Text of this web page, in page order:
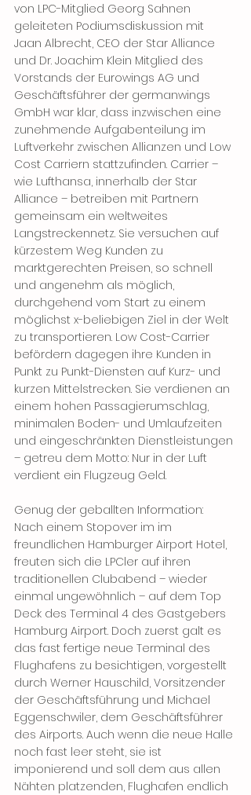
von LPC-Mitglied Georg Sahnen
geleiteten Podiumsdiskussion mit
Jaan Albrecht, CEO der Star Alliance
und Dr. Joachim Klein Mitglied des
Vorstands der Eurowings AG und
Geschäftsführer der germanwings
GmbH war klar, dass inzwischen eine
zunehmende Aufgabenteilung im
Luftverkehr zwischen Allianzen und Low
Cost Carriern stattzufinden. Carrier –
wie Lufthansa, innerhalb der Star
Alliance – betreiben mit Partnern
gemeinsam ein weltweites
Langstreckennetz. Sie versuchen auf
kürzestem Weg Kunden zu
marktgerechten Preisen, so schnell
und angenehm als möglich,
durchgehend vom Start zu einem
möglichst x-beliebigen Ziel in der Welt
zu transportieren. Low Cost-Carrier
befördern dagegen ihre Kunden in
Punkt zu Punkt-Diensten auf Kurz- und
kurzen Mittelstrecken. Sie verdienen an
einem hohen Passagierumschlag,
minimalen Boden- und Umlaufzeiten
und eingeschränkten Dienstleistungen
– getreu dem Motto: Nur in der Luft
verdient ein Flugzeug Geld.
Genug der geballten Information:
Nach einem Stopover im im
freundlichen Hamburger Airport Hotel,
freuten sich die LPCler auf ihren
traditionellen Clubabend – wieder
einmal ungewöhnlich – auf dem Top
Deck des Terminal 4 des Gastgebers
Hamburg Airport. Doch zuerst galt es
das fast fertige neue Terminal des
Flughafens zu besichtigen, vorgestellt
durch Werner Hauschild, Vorsitzender
der Geschäftsführung und Michael
Eggenschwiler, dem Geschäftsführer
des Airports. Auch wenn die neue Halle
noch fast leer steht, sie ist
imponierend und soll dem aus allen
Nähten platzenden, Flughafen endlich